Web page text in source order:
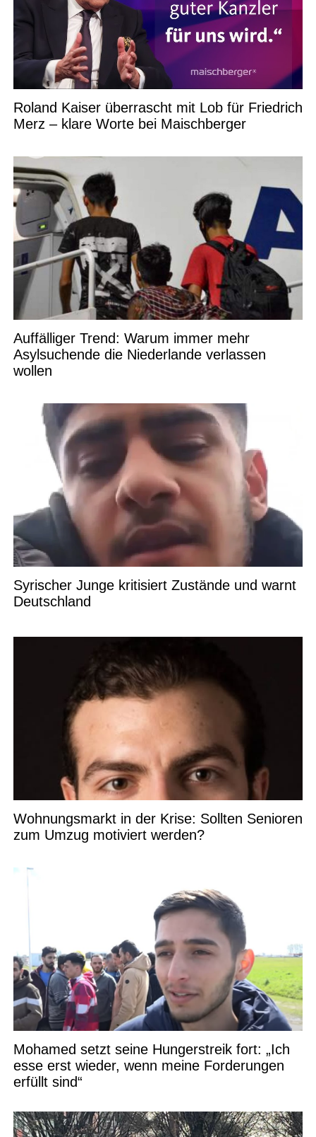
Roland Kaiser überrascht mit Lob für Friedrich
Merz – klare Worte bei Maischberger
Auffälliger Trend: Warum immer mehr
Asylsuchende die Niederlande verlassen
wollen
Syrischer Junge kritisiert Zustände und warnt
Deutschland
Wohnungsmarkt in der Krise: Sollten Senioren
zum Umzug motiviert werden?
Mohamed setzt seine Hungerstreik fort: „Ich
esse erst wieder, wenn meine Forderungen
erfüllt sind“